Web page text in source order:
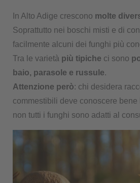
In Alto Adige crescono molte
Soprattutto nei boschi misti e di
facilmente alcuni dei funghi più
Tra le varietà più tipiche ci sono
baio, parasole e russule.
Attenzione però: chi desidera
commestibili deve conoscere bene
non tutti i funghi sono adatti al